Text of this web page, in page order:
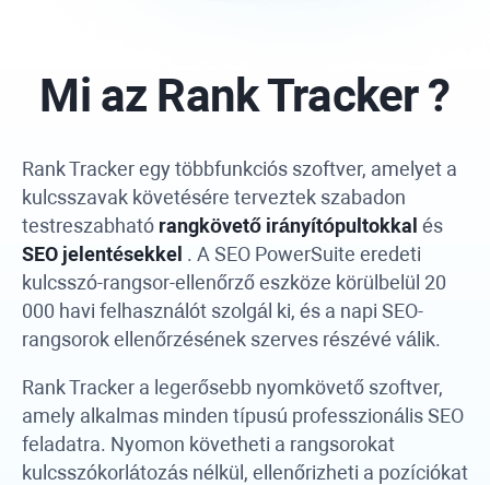
Mi az Rank Tracker?
Rank Trackeregy többfunkciós szoftver, amelyet a
kulcsszavak követésére terveztek szabadon
testreszabható rangkövető irányítópultokkal és
SEO jelentésekkel . A SEO PowerSuite eredeti
kulcsszó-rangsor-ellenőrző eszköze körülbelül 20
000 havi felhasználót szolgál ki, és a napi SEO-
rangsorok ellenőrzésének szerves részévé válik.
Rank Tracker a legerősebb nyomkövető szoftver,
amely alkalmas minden típusú professzionális SEO
feladatra. Nyomon követheti a rangsorokat
kulcsszókorlátozás nélkül, ellenőrizheti a pozíciókat